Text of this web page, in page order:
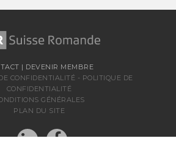
| DEVENIR MEMBRE
CONFIDENTIALITÉ - POLITIQUE DE
CONFIDENTIALITÉ
GÉNÉRALES
PLAN DU SITE